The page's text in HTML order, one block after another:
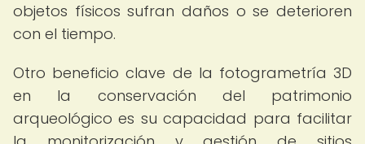
objetos físicos sufran daños o se deterioren
con el tiempo.
Otro beneficio clave de la fotogrametría 3D
en la conservación del patrimonio
arqueológico es su capacidad para facilitar